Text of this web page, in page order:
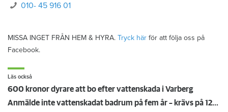
010- 45 916 01
MISSA INGET FRÅN HEM & HYRA. Tryck här för att följa oss på
Facebook.
Läs också
600 kronor dyrare att bo efter vattenskada i Varberg
Anmälde inte vattenskadat badrum på fem år – krävs på 125 000 kronor